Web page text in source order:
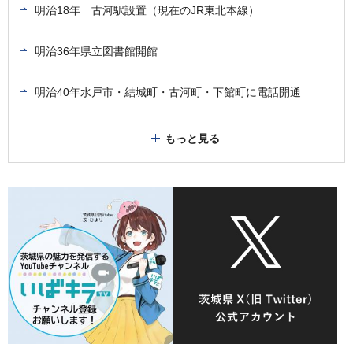
明治18年 古河駅設置（現在のJR東北本線）
明治36年県立図書館開館
明治40年水戸市・結城町・古河町・下館町に電話開通
もっと見る